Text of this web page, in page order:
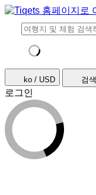
ko / USD 검색
로그인